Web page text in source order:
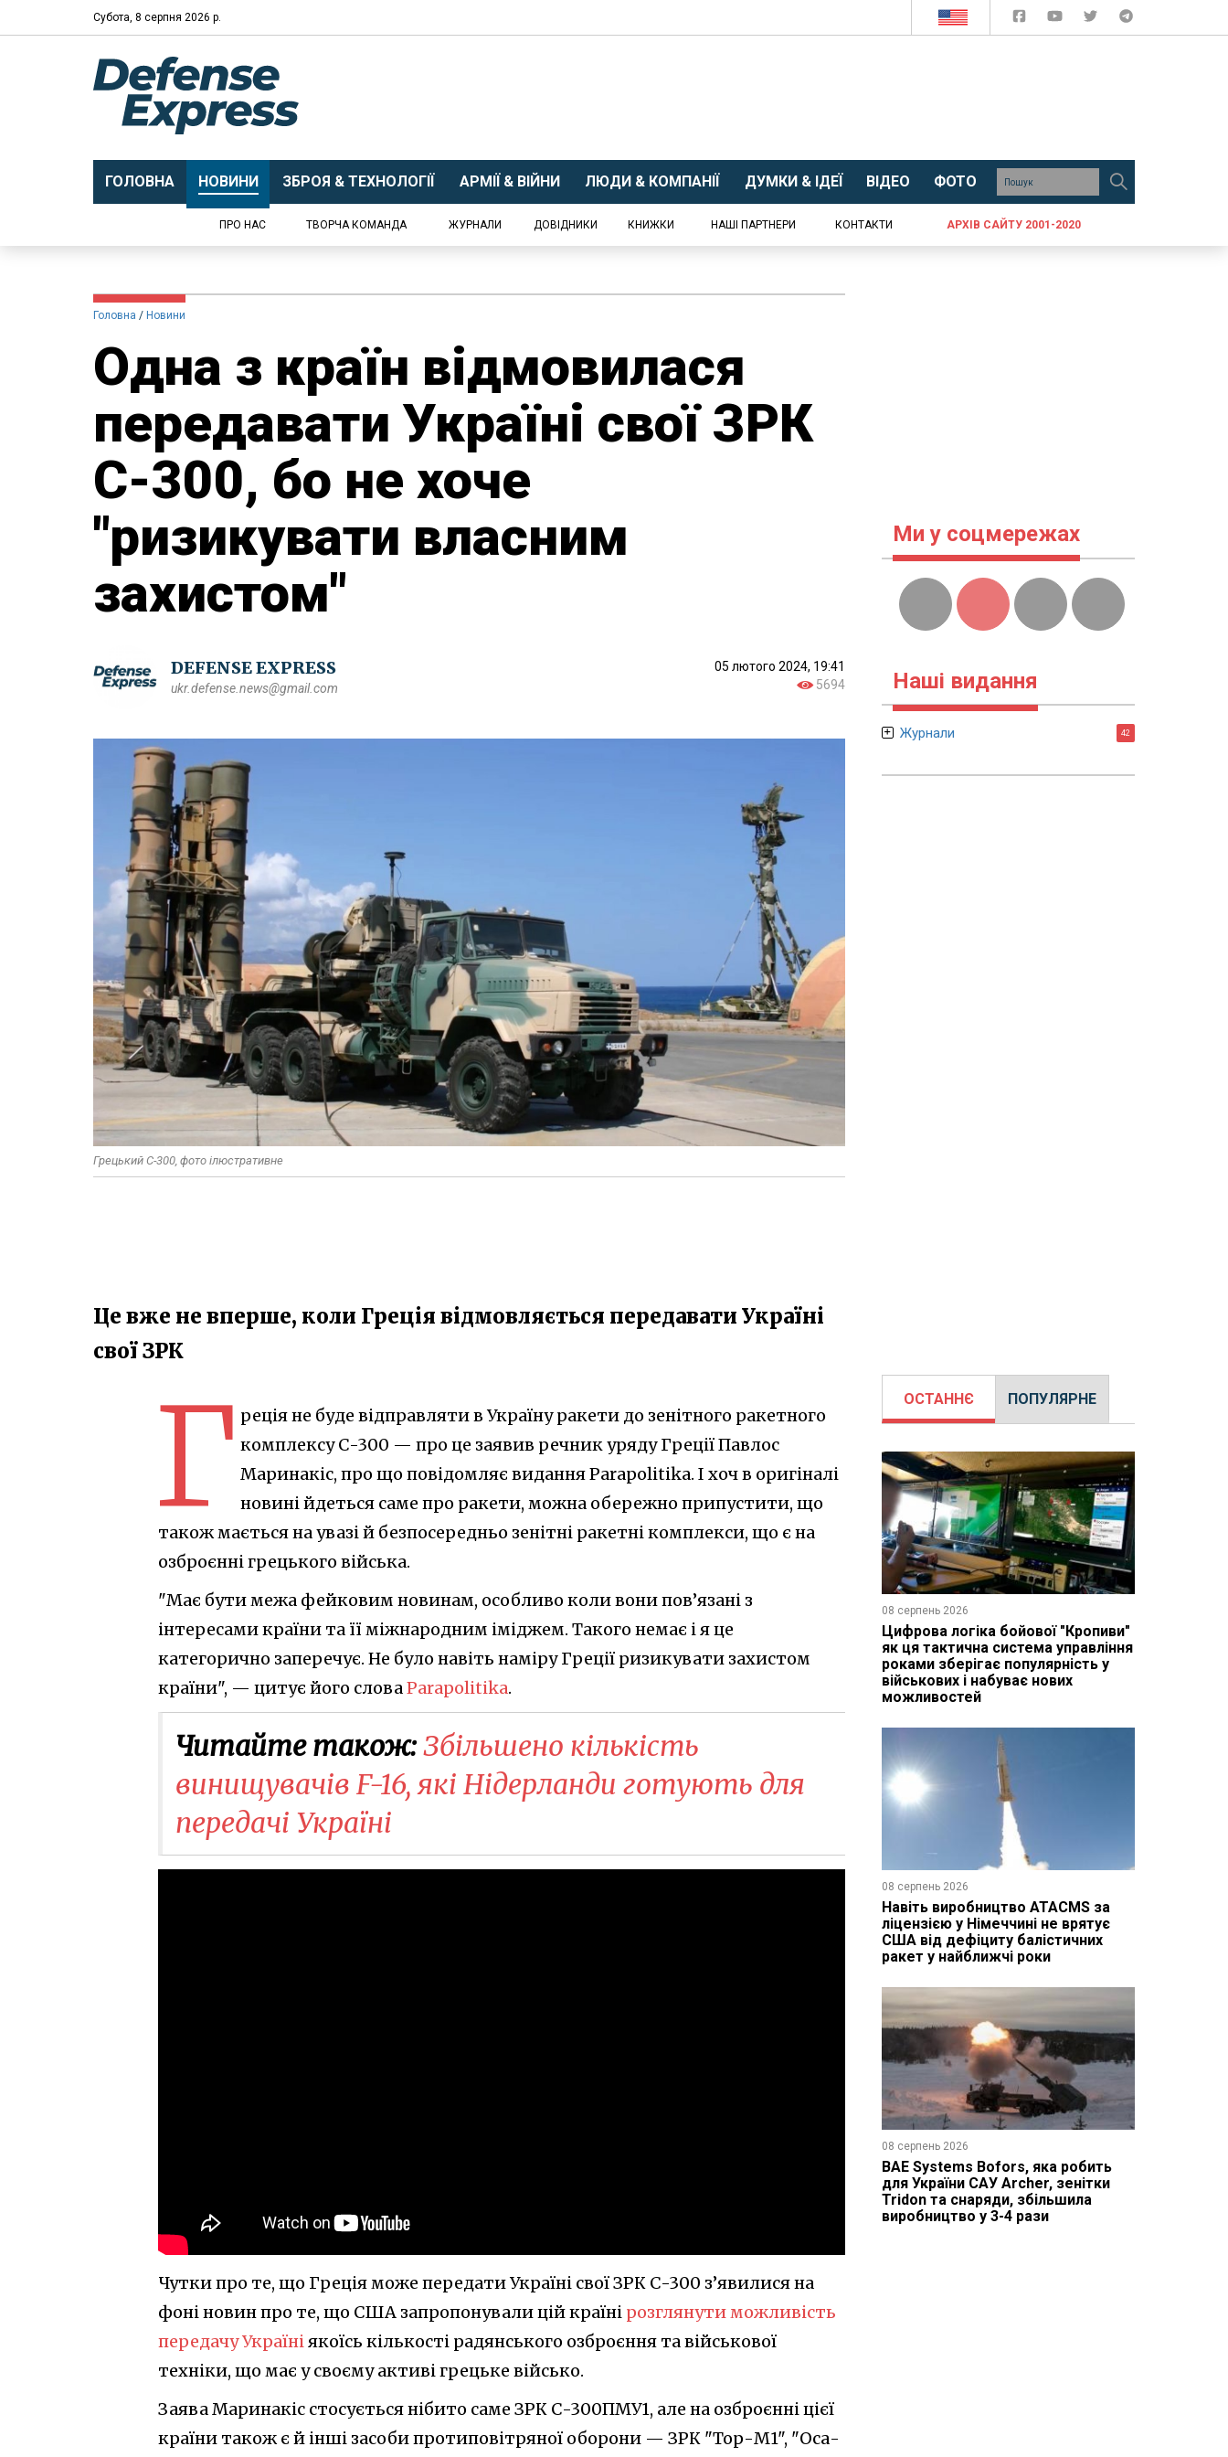
Субота, 8 серпня 2026 р.
ГОЛОВНА НОВИНИ ЗБРОЯ & ТЕХНОЛОГІЇ АРМІЇ & ВІЙНИ ЛЮДИ & КОМПАНІЇ ДУМКИ & ІДЕЇ ВІДЕО ФОТО
ПРО НАС ТВОРЧА КОМАНДА ЖУРНАЛИ ДОВІДНИКИ КНИЖКИ НАШІ ПАРТНЕРИ КОНТАКТИ АРХІВ САЙТУ 2001-2020
Головна Новини
Одна з країн відмовилася
передавати Україні свої ЗРК
С-300, бо не хоче
"ризикувати власним
захистом"
DEFENSE EXPRESS
ukr.defense.news@gmail.com
05 лютого 2024, 19:41
5694
Грецький С-300, фото ілюстративне
Це вже не вперше, коли Греція відмовляється передавати Україні
свої ЗРК
Г реція не буде відправляти в Україну ракети до зенітного ракетного
комплексу С-300 — про це заявив речник уряду Греції Павлос
Маринакіс, про що повідомляє видання Parapolitika. І хоч в оригіналі
новині йдеться саме про ракети, можна обережно припустити, що
також мається на увазі й безпосередньо зенітні ракетні комплекси, що є на
озброєнні грецького війська.
"Має бути межа фейковим новинам, особливо коли вони пов’язані з
інтересами країни та її міжнародним іміджем. Такого немає і я це
категорично заперечує. Не було навіть наміру Греції ризикувати захистом
країни", — цитує його слова Parapolitika.
Читайте також:Збільшено кількість
винищувачів F-16, які Нідерланди готують для
передачі Україні
Чутки про те, що Греція може передати Україні свої ЗРК С-300 з’явилися на
фоні новин про те, що США запропонували цій країні розглянути можливість
передачу Україніякоїсь кількості радянського озброєння та військової
техніки, що має у своєму активі грецьке військо.
Заява Маринакіс стосується нібито саме ЗРК С-300ПМУ1, але на озброєнні цієї
країни також є й інші засоби протиповітряної оборони — ЗРК "Тор-М1", "Оса-
Ми у соцмережах
Наші видання
Журнали 42
ОСТАННЄ ПОПУЛЯРНЕ
08 серпень 2026
Цифрова логіка бойової "Кропиви"
як ця тактична система управління
роками зберігає популярність у
військових і набуває нових
можливостей
08 серпень 2026
Навіть виробництво ATACMS за
ліцензією у Німеччині не врятує
США від дефіциту балістичних
ракет у найближчі роки
08 серпень 2026
BAE Systems Bofors, яка робить
для України САУ Archer, зенітки
Tridon та снаряди, збільшила
виробництво у 3-4 рази